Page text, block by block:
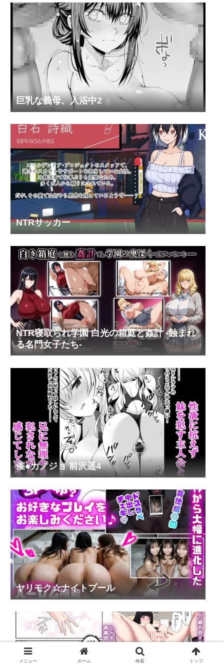
巨乳な義母、入浴中2
NTRサッカー
NTR寝取られ学園 白光の箱庭と姦計 -蝕まれ
る名門女子たち-
催●カノジョ 前沢遥4
ヤリモク☆ナイトプール
メニュー ホーム 検索 トップ